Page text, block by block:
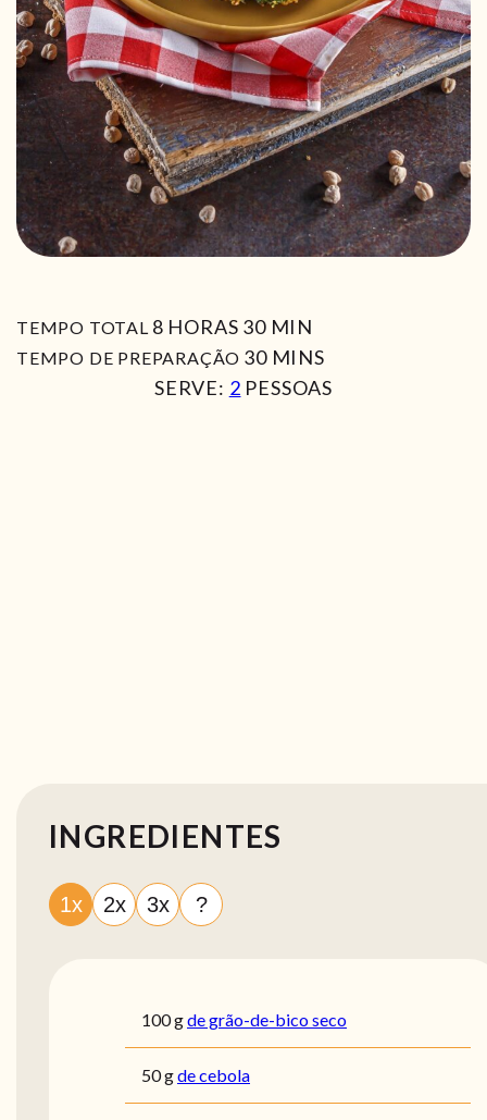
TEMPO TOTAL 8HORAS
HORAS 30MIN
MIN
TEMPO DE PREPARAÇÃO 30MIN
MINS
SERVE: 2 PESSOAS
INGREDIENTES
1x 2x 3x ?
100gde grão-de-bico seco
50gde cebola